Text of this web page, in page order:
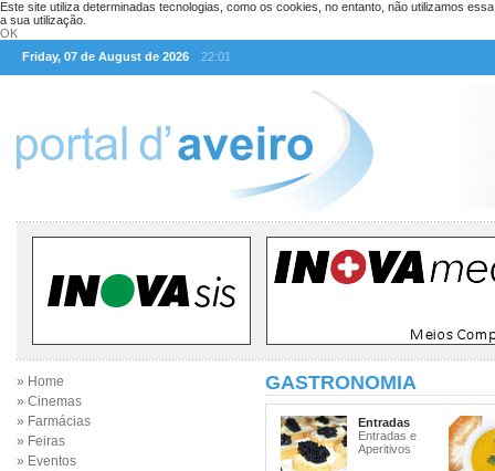
Este site utiliza determinadas tecnologias, como os cookies, no entanto, não utilizamos
a sua utilização.
OK
Friday, 07 de August de 2026
22:01
» Home
» Cinemas
» Farmácias
» Feiras
» Eventos
GASTRONOMIA
Entradas
Entradas e
Aperitivos